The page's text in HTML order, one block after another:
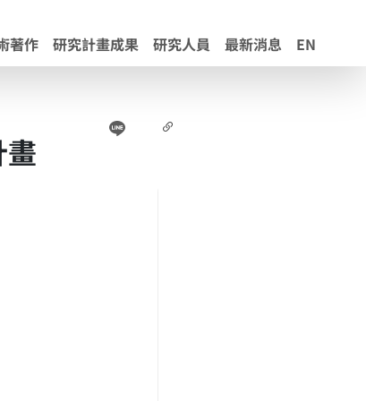
著作 研究計畫成果 研究人員 最新消息 EN
Line Facebook